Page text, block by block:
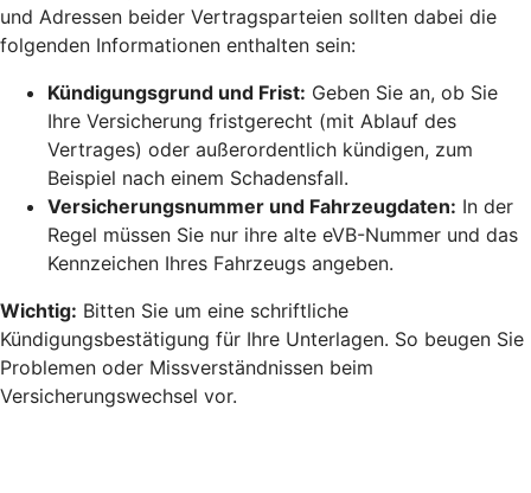
und Adressen beider Vertragsparteien sollten dabei die
folgenden Informationen enthalten sein:
Kündigungsgrund und Frist: Geben Sie an, ob Sie
Ihre Versicherung fristgerecht (mit Ablauf des
Vertrages) oder außerordentlich kündigen, zum
Beispiel nach einem Schadensfall.
Versicherungsnummer und Fahrzeugdaten: In der
Regel müssen Sie nur ihre alte eVB-Nummer und das
Kennzeichen Ihres Fahrzeugs angeben.
Wichtig: Bitten Sie um eine schriftliche
Kündigungsbestätigung für Ihre Unterlagen. So beugen Sie
Problemen oder Missverständnissen beim
Versicherungswechsel vor.